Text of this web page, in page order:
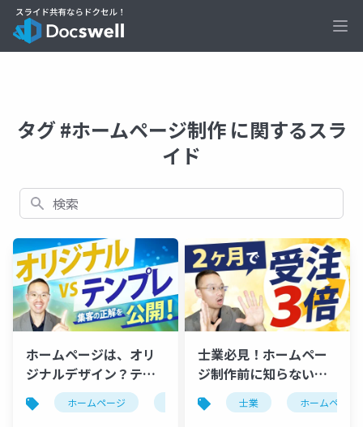
タグ #ホームページ制作 に関するスラ
イド
検索
ホームページは、オリ
ジナルデザイン？テン
プレート？集客できる
のはどっち？
ホームページ オリジナルデザイン テンプレート
士業必見！ホームペー
ジ制作前に知らないと
後悔する10の鉄則
士業 ホームページ